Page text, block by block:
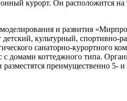
курорт. Он расположится на
и развития
детский, культурный, спортивно-
санаторно-курортного
домами коттеджного типа.
преимущественно 5-